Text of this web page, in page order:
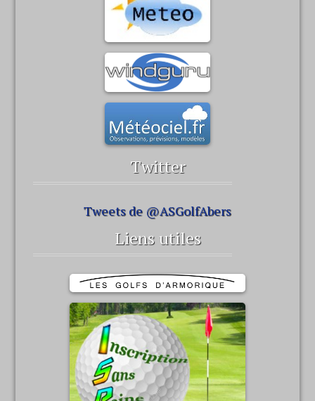
Twitter
Tweets de @ASGolfAbers
Liens utiles